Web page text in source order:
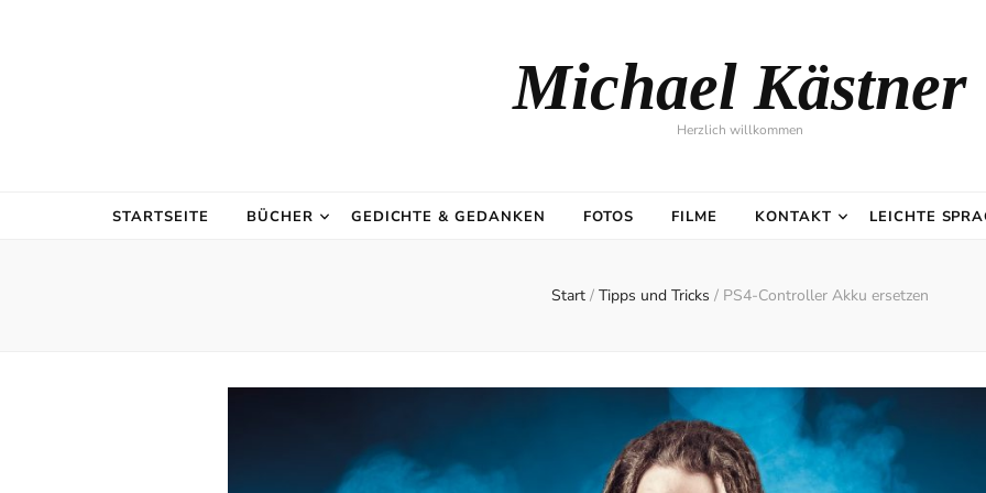
Michael Kästner
Herzlich willkommen
STARTSEITE BÜCHER GEDICHTE & GEDANKEN FOTOS FILME KONTAKT LEICHTE
Start / Tipps und Tricks / PS4-Controller Akku ersetzen